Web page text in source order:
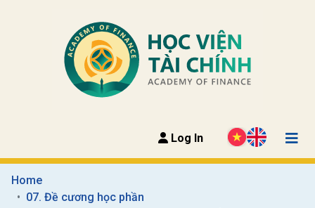
Log In
Home
07. Đề cương học phần